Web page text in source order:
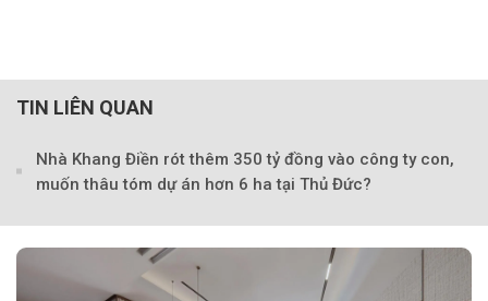
TIN LIÊN QUAN
Nhà Khang Điền rót thêm 350 tỷ đồng vào công ty con,
muốn thâu tóm dự án hơn 6 ha tại Thủ Đức?